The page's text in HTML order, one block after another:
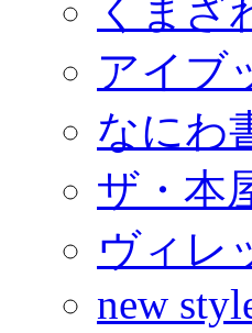
くまざ
アイブ
なにわ
ザ・本
ヴィレ
new